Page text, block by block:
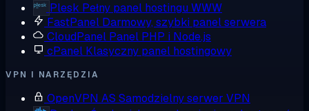
Plesk Pełny panel hostingu WWW
FastPanel Darmowy, szybki panel serwera
CloudPanel Panel PHP i Node.js
cPanel Klasyczny panel hostingowy
VPN I NARZĘDZIA
OpenVPN AS Samodzielny serwer VPN